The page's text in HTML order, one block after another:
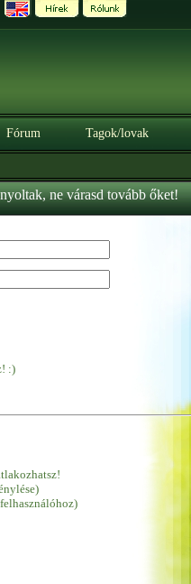
Fórum Tagok/lovak
ne várasd tovább őket!
:)